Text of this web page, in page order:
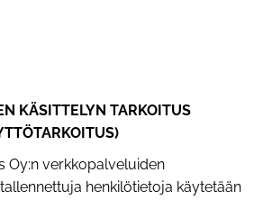
KÄSITTELYN TARKOITUS
Oy:n verkkopalveluiden
henkilötietoja käytetään